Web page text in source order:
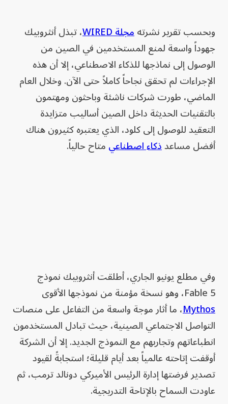
وبحسب تقرير نشرتهمجلة WIRED
، تبذل أنثروبيك
جهوداً واسعة لمنع المستخدمين في الصين من
الوصول إلى نماذجها للذكاء الاصطناعي، إلا أن هذه
الإجراءات لم تحقق نجاحاً كاملاً حتى الآن. وخلال العام
الماضي، طورت شركات ناشئة وباحثون ومهتمون
بالتقنيات الحديثة داخل الصين أساليب متزايدة
التعقيد للوصول إلى كلود، الذي يعتبره كثيرون هناك
أفضل مساعدذكاء اصطناعيمتاح حالياً.
وفي مطلع يونيو الجاري، أطلقت أنثروبيك نموذج
Fable 5، وهو نسخة مؤمنة من نموذجها الأقوى
Mythos، ما أثار موجة واسعة من التفاعل على منصات
التواصل الاجتماعي الصينية، حيث تبادل المستخدمون
انطباعاتهم وتجاربهم مع النموذج الجديد. إلا أن الشركة
أوقفت إتاحته عالمياً بعد أيام قليلة؛ استجابةً لقيود
تصدير فرضتها إدارة الرئيس الأميركي دونالد ترمب، ثم
عاودت السماح بالإتاحة التدريجية.